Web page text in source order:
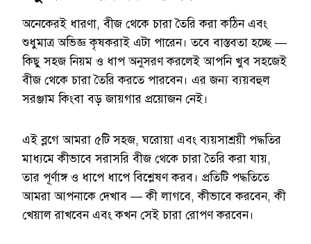
অনেকেরই ধারণা, বীজ থেকে চারা তৈরি করা কঠিন এবং
শুধুমাত্র অভিজ্ঞ কৃষকরাই এটা পারেন। তবে বাস্তবতা হচ্ছে —
কিছু সহজ নিয়ম ও ধাপ অনুসরণ করলেই আপনি খুব সহজেই
বীজ থেকে চারা তৈরি করতে পারবেন। এর জন্য ব্যয়বহুল
সরঞ্জাম কিংবা বড় জায়গার প্রয়োজন নেই।
এই ব্লগে আমরা ৫টি সহজ, ঘরোয়া এবং ব্যয়সাশ্রয়ী পদ্ধতির
মাধ্যমে কীভাবে সরাসরি বীজ থেকে চারা তৈরি করা যায়,
তার পূর্ণাঙ্গ ও ধাপে ধাপে বিশ্লেষণ করব। প্রতিটি পদ্ধতিতে
আমরা আপনাকে দেখাব — কী লাগবে, কীভাবে করবেন, কী
খেয়াল রাখবেন এবং কখন সেই চারা রোপণ করবেন।